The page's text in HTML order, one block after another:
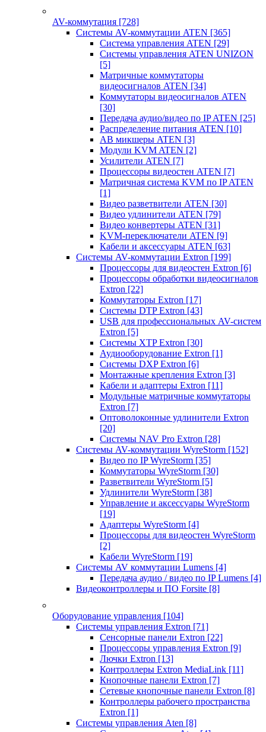
AV-коммутация [728]
Системы AV-коммутации ATEN [365]
Система управления ATEN [29]
Системы управления ATEN UNIZON
[5]
Матричные коммутаторы
видеосигналов ATEN [34]
Коммутаторы видеосигналов ATEN
[30]
Передача аудио/видео по IP ATEN [25]
Распределение питания ATEN [10]
АВ микшеры ATEN [3]
Модули KVM ATEN [2]
Усилители ATEN [7]
Процессоры видеостен ATEN [7]
Матричная система KVM по IP ATEN
[1]
Видео разветвители ATEN [30]
Видео удлинители ATEN [79]
Видео конвертеры ATEN [31]
KVM-переключатели ATEN [9]
Кабели и аксессуары ATEN [63]
Системы AV-коммутации Extron [199]
Процессоры для видеостен Extron [6]
Процессоры обработки видеосигналов
Extron [22]
Коммутаторы Extron [17]
Системы DTP Extron [43]
USB для профессиональных AV-систем
Extron [5]
Системы XTP Extron [30]
Аудиооборудование Extron [1]
Системы DXP Extron [6]
Монтажные крепления Extron [3]
Кабели и адаптеры Extron [11]
Модульные матричные коммутаторы
Extron [7]
Оптоволоконные удлинители Extron
[20]
Системы NAV Pro Extron [28]
Системы AV-коммутации WyreStorm [152]
Видео по IP WyreStorm [35]
Коммутаторы WyreStorm [30]
Разветвители WyreStorm [5]
Удлинители WyreStorm [38]
Управление и аксессуары WyreStorm
[19]
Адаптеры WyreStorm [4]
Процессоры для видеостен WyreStorm
[2]
Кабели WyreStorm [19]
Системы AV коммутации Lumens [4]
Передача аудио / видео по IP Lumens [4]
Видеоконтроллеры и ПО Forsite [8]
Оборудование управления [104]
Системы управления Extron [71]
Сенсорные панели Extron [22]
Процессоры управления Extron [9]
Лючки Extron [13]
Контроллеры Extron MediaLink [11]
Кнопочные панели Extron [7]
Сетевые кнопочные панели Extron [8]
Контроллеры рабочего пространства
Extron [1]
Системы управления Aten [8]